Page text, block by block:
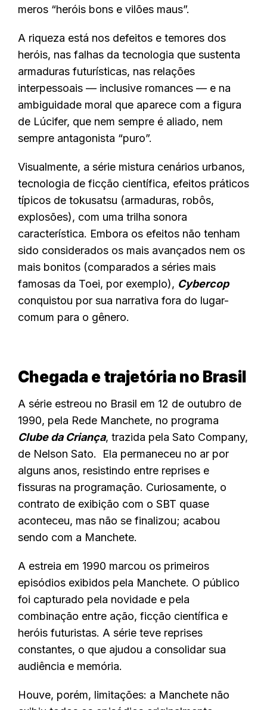
meros “heróis bons e vilões maus”.
A riqueza está nos defeitos e temores dos
heróis, nas falhas da tecnologia que sustenta
armaduras futurísticas, nas relações
interpessoais — inclusive romances — e na
ambiguidade moral que aparece com a figura
de Lúcifer, que nem sempre é aliado, nem
sempre antagonista “puro”.
Visualmente, a série mistura cenários urbanos,
tecnologia de ficção científica, efeitos práticos
típicos de tokusatsu (armaduras, robôs,
explosões), com uma trilha sonora
característica. Embora os efeitos não tenham
sido considerados os mais avançados nem os
mais bonitos (comparados a séries mais
famosas da Toei, por exemplo), Cybercop
conquistou por sua narrativa fora do lugar-
comum para o gênero.
Chegada e trajetória no Brasil
A série estreou no Brasil em 12 de outubro de
1990, pela Rede Manchete, no programa
Clube da Criança, trazida pela Sato Company,
de Nelson Sato. Ela permaneceu no ar por
alguns anos, resistindo entre reprises e
fissuras na programação. Curiosamente, o
contrato de exibição com o SBT quase
aconteceu, mas não se finalizou; acabou
sendo com a Manchete.
A estreia em 1990 marcou os primeiros
episódios exibidos pela Manchete. O público
foi capturado pela novidade e pela
combinação entre ação, ficção científica e
heróis futuristas. A série teve reprises
constantes, o que ajudou a consolidar sua
audiência e memória.
Houve, porém, limitações: a Manchete não